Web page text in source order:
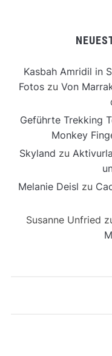
Kasbah Amridil in
Fotoszu Von
Geführte Trekking
Monkey
Skyland zu
Melanie Deisl zu
Susanne Unfried